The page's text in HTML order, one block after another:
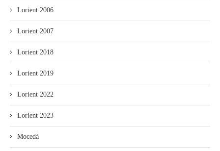
Lorient 2006
Lorient 2007
Lorient 2018
Lorient 2019
Lorient 2022
Lorient 2023
Mocedá